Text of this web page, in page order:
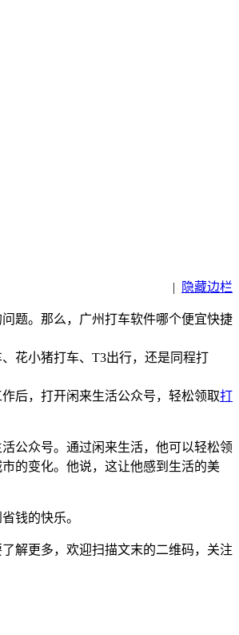
| 隐藏边栏
题。那么，广州打车软件哪个便宜快捷
花小猪打车、T3出行，还是同程打
后，打开闲来生活公众号，轻松领取打
公众号。通过闲来生活，他可以轻松领
的变化。他说，这让他感到生活的美
钱的快乐。
解更多，欢迎扫描文末的二维码，关注